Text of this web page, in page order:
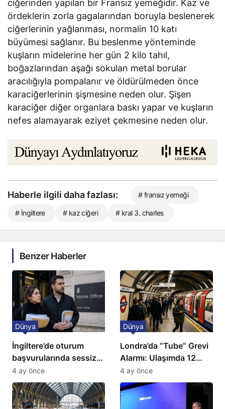
ciğerinden yapılan bir Fransız yemeğidir. Kaz ve
ördeklerin zorla gagalarından boruyla beslenerek
ciğerlerinin yağlanması, normalin 10 katı
büyümesi sağlanır. Bu beslenme yönteminde
kuşların midelerine her gün 2 kilo tahıl,
boğazlarından aşağı sokulan metal borular
aracılığıyla pompalanır ve öldürülmeden önce
karaciğerlerinin şişmesine neden olur. Şişen
karaciğer diğer organlara baskı yapar ve kuşların
nefes alamayarak eziyet çekmesine neden olur.
Haberle ilgili daha fazlası: # fransız yemeği
# İngiltere # kaz ciğeri # kral 3. charles
Benzer Haberler
İngiltere’de oturum
başvurularında sessiz
kriz: Büyükelçilikten
açıklama!
Dünya
4 ay önce
Londra’da “Tube” Grevi
Alarmı: Ulaşımda 12
Günlük Kaos Kapıda
Dünya
4 ay önce